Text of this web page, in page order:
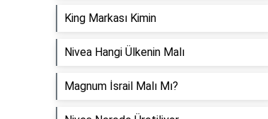
King Markası Kimin
Nivea Hangi Ülkenin Malı
Magnum İsrail Malı Mı?